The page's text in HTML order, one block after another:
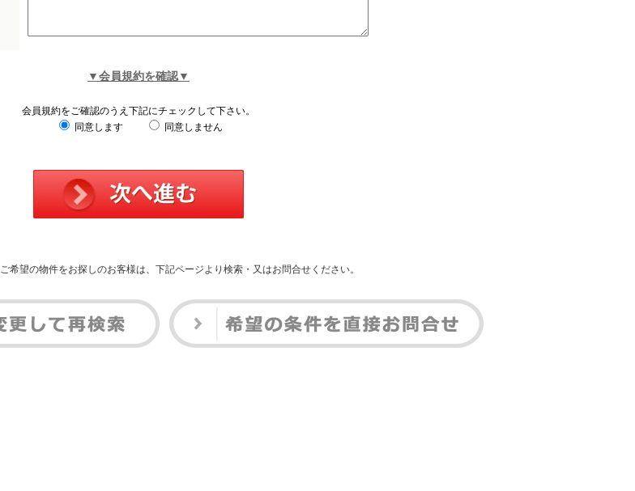
▼会員規約を確認▼
会員規約をご確認のうえ下記にチェックして下さい。
同意します
同意しません
ご希望の物件をお探しのお客様は、下記ページより検索・又はお問合せください。